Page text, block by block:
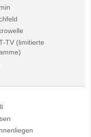
TV (limitierte